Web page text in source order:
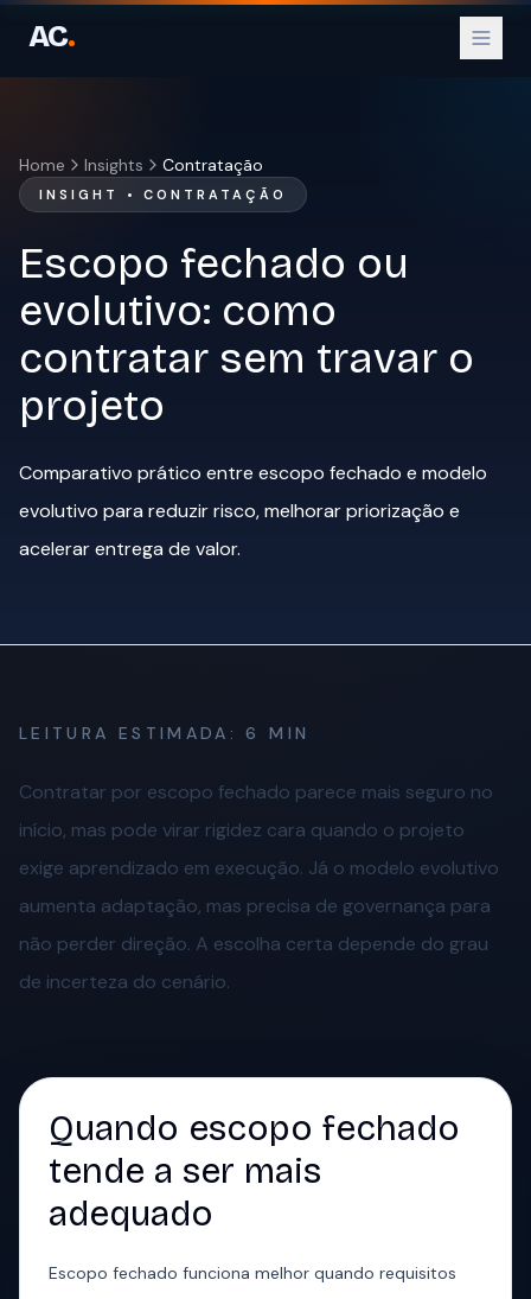
AC.
Parceiro Oficial Instagram
Home Insights Contratação
INSIGHT • CONTRATAÇÃO
Escopo fechado ou
evolutivo: como
contratar sem travar o
projeto
Comparativo prático entre escopo fechado e modelo
evolutivo para reduzir risco, melhorar priorização e
acelerar entrega de valor.
LEITURA ESTIMADA:6 MIN
Contratar por escopo fechado parece mais seguro no
início, mas pode virar rigidez cara quando o projeto
exige aprendizado em execução. Já o modelo evolutivo
aumenta adaptação, mas precisa de governança para
não perder direção. A escolha certa depende do grau
de incerteza do cenário.
Quando escopo fechado
tende a ser mais
adequado
Escopo fechado funciona melhor quando requisitos